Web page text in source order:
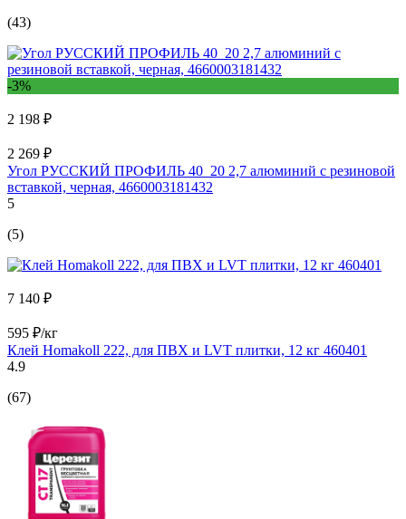
(43)
-3%
2 198 ₽
2 269 ₽
Угол РУССКИЙ ПРОФИЛЬ 40_20 2,7 алюминий с резиновой
вставкой, черная, 4660003181432
5
(5)
7 140 ₽
595 ₽/кг
Клей Homakoll 222, для ПВХ и LVT плитки, 12 кг 460401
4.9
(67)